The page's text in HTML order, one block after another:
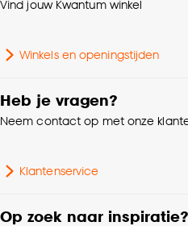
Goed om te weten is dat
kan aanpassen, bekijk
Krimptolerantie
Soort stof
Vind jouw Kwantum winkel
Winkels en openingstijden
Heb je vragen?
Neem contact op met onze
Klantenservice
Op zoek naar inspiratie?